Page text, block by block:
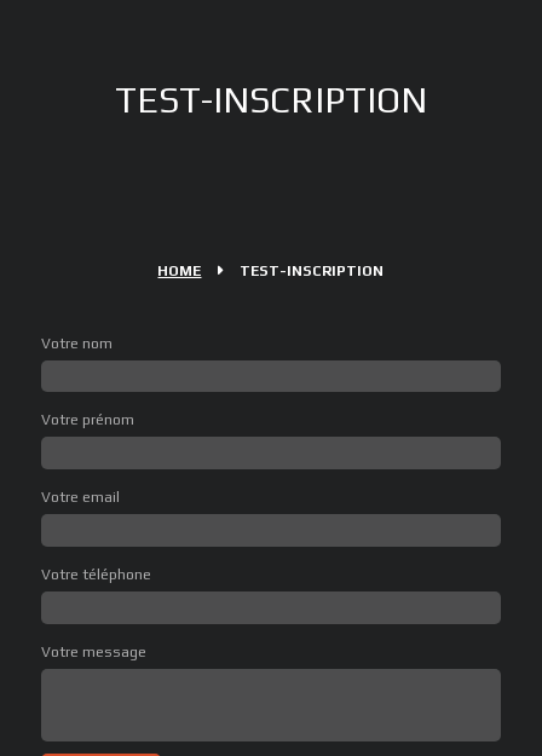
TEST-INSCRIPTION
HOME TEST-INSCRIPTION
Votre nom
Votre prénom
Votre email
Votre téléphone
Votre message